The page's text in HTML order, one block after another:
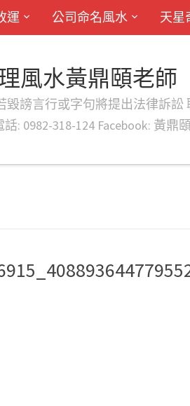
運 公司命名風水 天星
風水黃鼎頤老師
謗言行或字句將提出法律訴訟
: 0982-318-124 Facebook: 黃鼎頤